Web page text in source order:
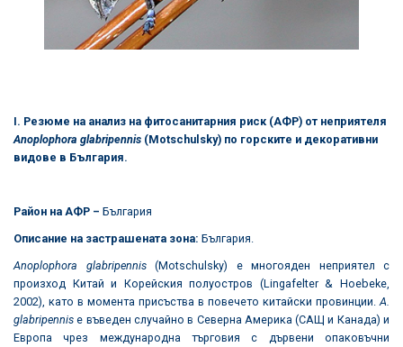
I. Резюме на анализ на фитосанитарния риск (АФР) от неприятеля
Anoplophora glabripennis (Motschulsky) по горските и декоративни
видове в България.
Район на АФР – България
Описание на застрашената зона: България.
Anoplophora glabripennis (Motschulsky) е многояден неприятел с
произход Китай и Корейския полуостров (Lingafelter & Hoebeke,
2002), като в момента присъства в повечето китайски провинции. A.
glabripennis е въведен случайно в Северна Америка (САЩ и Канада) и
Европа чрез международна търговия с дървени опаковъчни